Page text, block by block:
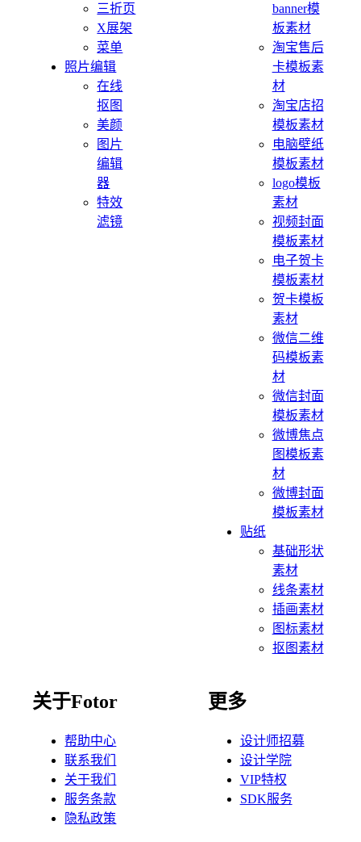
三折页
X展架
菜单
照片编辑
在线
抠图
美颜
图片
编辑
器
特效
滤镜
banner模
板素材
淘宝售后
卡模板素
材
淘宝店招
模板素材
电脑壁纸
模板素材
logo模板
素材
视频封面
模板素材
电子贺卡
模板素材
贺卡模板
素材
微信二维
码模板素
材
微信封面
模板素材
微博焦点
图模板素
材
微博封面
模板素材
贴纸
基础形状
素材
线条素材
插画素材
图标素材
抠图素材
关于Fotor
帮助中心
联系我们
关于我们
服务条款
隐私政策
更多
设计师招募
设计学院
VIP特权
SDK服务